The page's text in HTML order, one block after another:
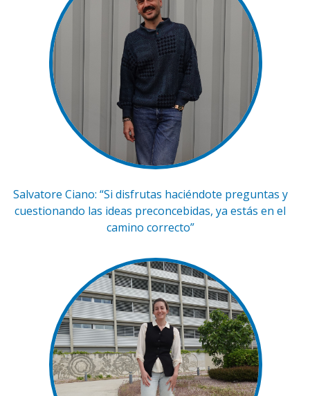
Salvatore Ciano: “Si disfrutas haciéndote preguntas y
cuestionando las ideas preconcebidas, ya estás en el
camino correcto”